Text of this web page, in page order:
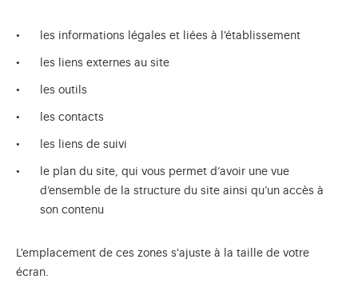
les informations légales et liées à l'établissement
les liens externes au site
les outils
les contacts
les liens de suivi
le plan du site, qui vous permet d’avoir une vue
d’ensemble de la structure du site ainsi qu’un accès à
son contenu
L'emplacement de ces zones s'ajuste à la taille de votre
écran.